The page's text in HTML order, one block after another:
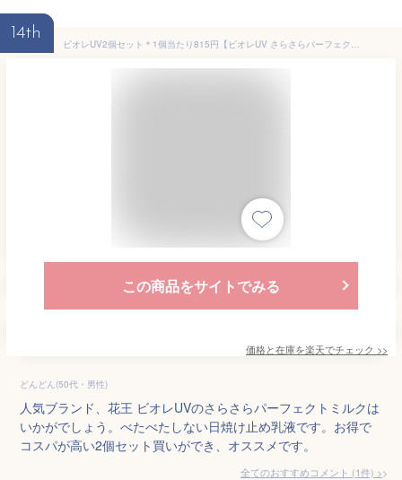
14th
ビオレUV2個セット＊1個当たり815円【ビオレUV さらさらパーフェクトミルク ( 40ml )】日焼け止め乳液
この商品をサイトでみる
価格と在庫を楽天でチェック >>
どんどん(50代・男性)
人気ブランド、花王 ビオレUVのさらさらパーフェクトミルクは
いかがでしょう。べたべたしない日焼け止め乳液です。お得で
コスパが高い2個セット買いができ、オススメです。
全てのおすすめコメント (1件) >